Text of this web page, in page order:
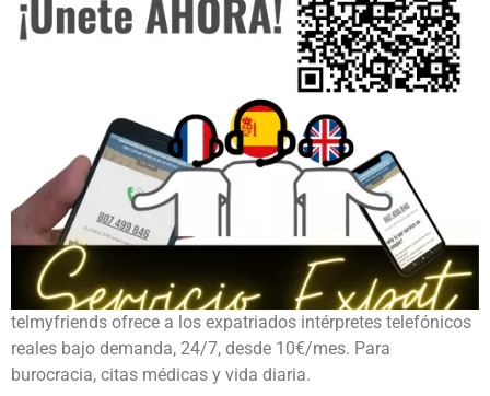
telmyfriends ofrece a los expatriados intérpretes telefónicos
reales bajo demanda, 24/7, desde 10€/mes. Para
burocracia, citas médicas y vida diaria.